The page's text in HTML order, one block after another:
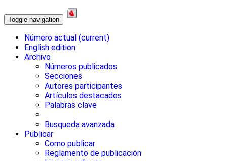
Toggle navigation
Número actual (current)
English edition
Archivo
Números publicados
Secciones
Autores participantes
Artículos destacados
Palabras clave
Busqueda avanzada
Publicar
Como publicar
Reglamento de publicación